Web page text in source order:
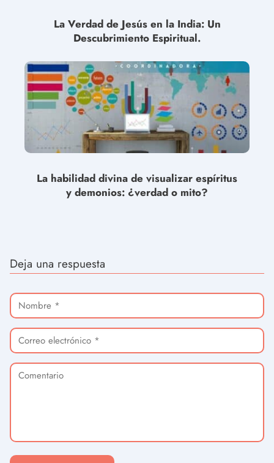
La Verdad de Jesús en la India: Un
Descubrimiento Espiritual.
La habilidad divina de visualizar espíritus
y demonios: ¿verdad o mito?
Deja una respuesta